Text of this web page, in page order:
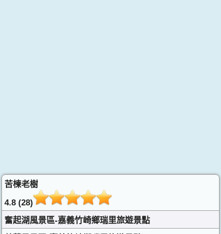
苦楝老樹
4.8 (28)
奮起湖風景區-嘉義竹崎鄉瑞里旅遊景點